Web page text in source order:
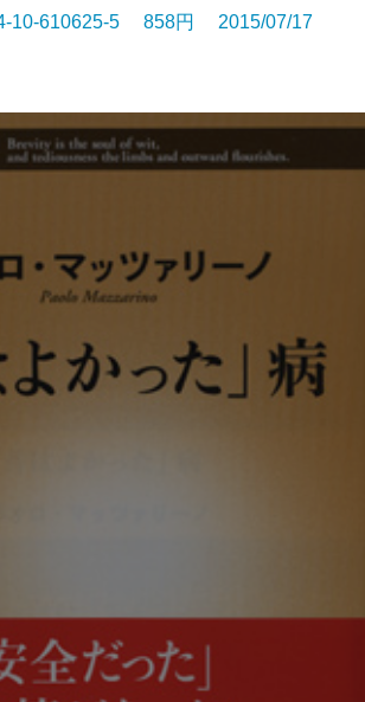
10-610625-5 858円 2015/07/17